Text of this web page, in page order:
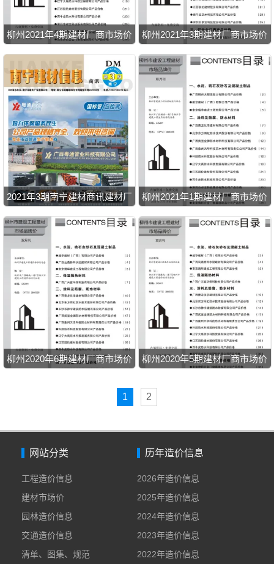
柳州2021年4期建材厂商市场价 柳州2021年3期建材厂商市场价
2021年3期南宁建材商讯建材厂
商市场价
柳州2021年1期建材厂商市场价
柳州2020年6期建材厂商市场价 柳州2020年5期建材厂商市场价
1 2
网站分类
工程造价信息
建材市场价
园林造价信息
交通造价信息
清单、图集、规范
历年造价信息
2026年造价信息
2025年造价信息
2024年造价信息
2023年造价信息
2022年造价信息